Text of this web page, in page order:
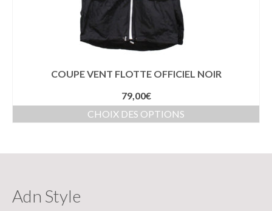
COUPE VENT FLOTTE OFFICIEL NOIR
79,00€
CHOIX DES OPTIONS
Adn Style